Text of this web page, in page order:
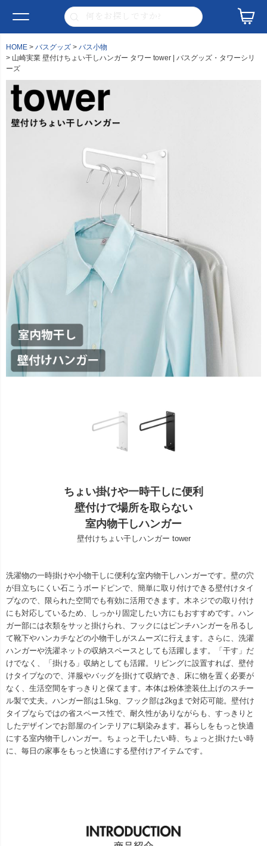
HOME バスグッズ
バス小物
山崎実業 壁付けちょい干しハンガー タワー tower | バスグッズ・タワーシリ
ーズ
ちょい掛けや一時干しに便利
壁付けで場所を取らない
室内物干しハンガー
壁付けちょい干しハンガー tower
洗濯物の一時掛けや小物干しに便利な室内物干しハンガーです。壁の穴
が目立ちにくい石こうボードピンで、簡単に取り付けできる壁付けタイ
プなので、限られた空間でも有効に活用できます。木ネジでの取り付け
にも対応しているため、しっかり固定したい方にもおすすめです。ハン
ガー部には衣類をサッと掛けられ、フックにはピンチハンガーを吊るし
て靴下やハンカチなどの小物干しがスムーズに行えます。さらに、洗濯
ハンガーや洗濯ネットの収納スペースとしても活躍します。「干す」だ
けでなく、「掛ける」収納としても活躍。リビングに設置すれば、壁付
けタイプなので、洋服やバッグを掛けて収納でき、床に物を置く必要が
なく、生活空間をすっきりと保てます。本体は粉体塗装仕上げのスチー
ル製で丈夫。ハンガー部は1.5kg、フック部は2kgまで対応可能。壁付け
タイプならではの省スペース性で、耐久性がありながらも、すっきりと
したデザインでお部屋のインテリアに馴染みます。暮らしをもっと快適
にする室内物干しハンガー。ちょっと干したい時、ちょっと掛けたい時
に、毎日の家事をもっと快適にする壁付けアイテムです。